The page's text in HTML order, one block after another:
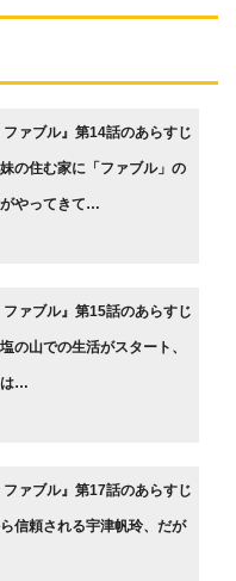
ァブル』第14話のあらすじ
の住む家に「ファブル」の
やってきて…
ァブル』第15話のあらすじ
山での生活がスタート、
は…
ァブル』第17話のあらすじ
信頼される宇津帆玲、だが